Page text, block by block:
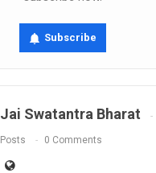
Subscribe
Jai Swatantra Bharat
Posts 0 Comments